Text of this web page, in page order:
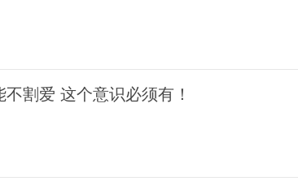
割爱 这个意识必须有！